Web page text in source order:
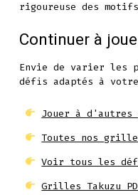
rigoureuse des
Continuer à
Envie de varier les
défis adaptés à
Jouer à
Toutes nos
Voir tous les
Grilles Takuzu